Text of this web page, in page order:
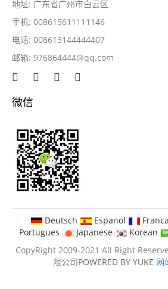
地址: 广东省广州市白云区
手机: 008615611111146
电话: 008613144444407
邮箱: 976864444@qq.com
微信
Deutsch Espanol
Portugues
Japanese Korean
CopyRight 2009-2021 All Right
限公司POWERED BY YUKE 网